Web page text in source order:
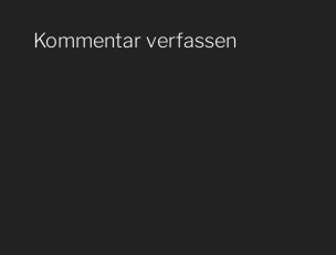
Kommentar verfassen